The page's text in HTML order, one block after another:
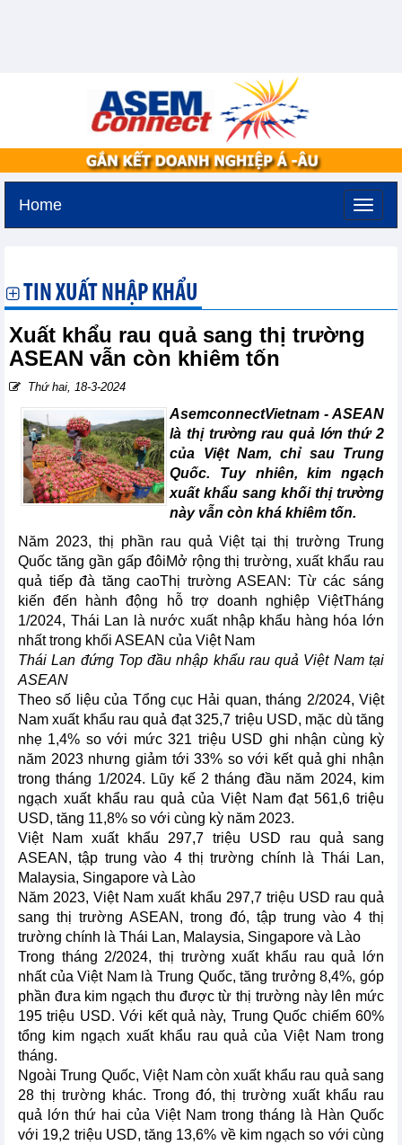
Home
TIN XUẤT NHẬP KHẨU
Xuất khẩu rau quả sang thị trường
ASEAN vẫn còn khiêm tốn
Thứ hai, 18-3-2024
AsemconnectVietnam - ASEAN
là thị trường rau quả lớn thứ 2
của Việt Nam, chỉ sau Trung
Quốc. Tuy nhiên, kim ngạch
xuất khẩu sang khối thị trường
này vẫn còn khá khiêm tốn.
Năm 2023, thị phần rau quả Việt tại thị trường Trung
Quốc tăng gần gấp đôiMở rộng thị trường, xuất khẩu rau
quả tiếp đà tăng caoThị trường ASEAN: Từ các sáng
kiến đến hành động hỗ trợ doanh nghiệp ViệtTháng
1/2024, Thái Lan là nước xuất nhập khẩu hàng hóa lớn
nhất trong khối ASEAN của Việt Nam
Thái Lan đứng Top đầu nhập khẩu rau quả Việt Nam tại
ASEAN
Theo số liệu của Tổng cục Hải quan, tháng 2/2024, Việt
Nam xuất khẩu rau quả đạt 325,7 triệu USD, mặc dù tăng
nhẹ 1,4% so với mức 321 triệu USD ghi nhận cùng kỳ
năm 2023 nhưng giảm tới 33% so với kết quả ghi nhận
trong tháng 1/2024. Lũy kế 2 tháng đầu năm 2024, kim
ngạch xuất khẩu rau quả của Việt Nam đạt 561,6 triệu
USD, tăng 11,8% so với cùng kỳ năm 2023.
Việt Nam xuất khẩu 297,7 triệu USD rau quả sang
ASEAN, tập trung vào 4 thị trường chính là Thái Lan,
Malaysia, Singapore và Lào
Năm 2023, Việt Nam xuất khẩu 297,7 triệu USD rau quả
sang thị trường ASEAN, trong đó, tập trung vào 4 thị
trường chính là Thái Lan, Malaysia, Singapore và Lào
Trong tháng 2/2024, thị trường xuất khẩu rau quả lớn
nhất của Việt Nam là Trung Quốc, tăng trưởng 8,4%, góp
phần đưa kim ngạch thu được từ thị trường này lên mức
195 triệu USD. Với kết quả này, Trung Quốc chiếm 60%
tổng kim ngạch xuất khẩu rau quả của Việt Nam trong
tháng.
Ngoài Trung Quốc, Việt Nam còn xuất khẩu rau quả sang
28 thị trường khác. Trong đó, thị trường xuất khẩu rau
quả lớn thứ hai của Việt Nam trong tháng là Hàn Quốc
với 19,2 triệu USD, tăng 13,6% về kim ngạch so với cùng